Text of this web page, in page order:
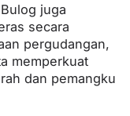
juga
secara
pergudangan,
memperkuat
dan pemangku